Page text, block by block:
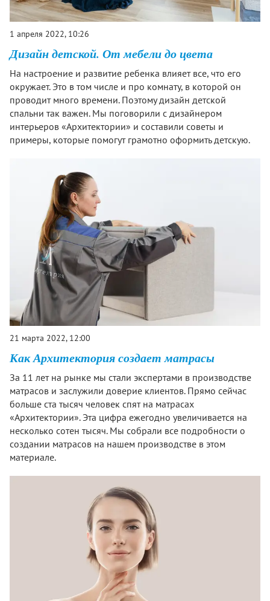
1 апреля 2022, 10:26
Дизайн детской. От мебели до цвета
На настроение и развитие ребенка влияет все, что его
окружает. Это в том числе и про комнату, в которой он
проводит много времени. Поэтому дизайн детской
спальни так важен. Мы поговорили с дизайнером
интерьеров «Архитектории» и составили советы и
примеры, которые помогут грамотно оформить детскую.
21 марта 2022, 12:00
Как Архитектория создает матрасы
За 11 лет на рынке мы стали экспертами в производстве
матрасов и заслужили доверие клиентов. Прямо сейчас
больше ста тысяч человек спят на матрасах
«Архитектории». Эта цифра ежегодно увеличивается на
несколько сотен тысяч. Мы собрали все подробности о
создании матрасов на нашем производстве в этом
материале.